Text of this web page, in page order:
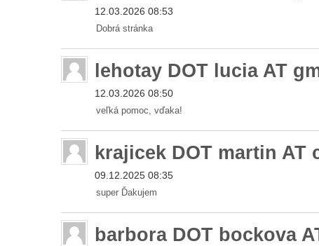
12.03.2026 08:53
Dobrá stránka
lehotay DOT lucia AT
12.03.2026 08:50
veľká pomoc, vďaka!
krajicek DOT martin AT
09.12.2025 08:35
super Ďakujem
barbora DOT bockova